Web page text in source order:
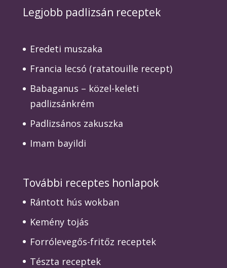
Legjobb padlizsán receptek
Eredeti muszaka
Francia lecsó (ratatouille recept)
Babaganus – közel-keleti
padlizsánkrém
Padlizsános zakuszka
Imam bayildi
További receptes honlapok
Rántott hús wokban
Kemény tojás
Forrólevegős-fritőz receptek
Tészta receptek